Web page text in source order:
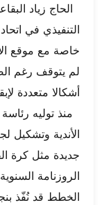
الحاج زياد
التنفيذي في
خاصة مع موقع
لم يتوقف رغم
أشكالا متعددة
منذ توليه
الأندية وتشكيل
جديدة مثل كرة
الروزنامة
الخطط قد نُفّذ